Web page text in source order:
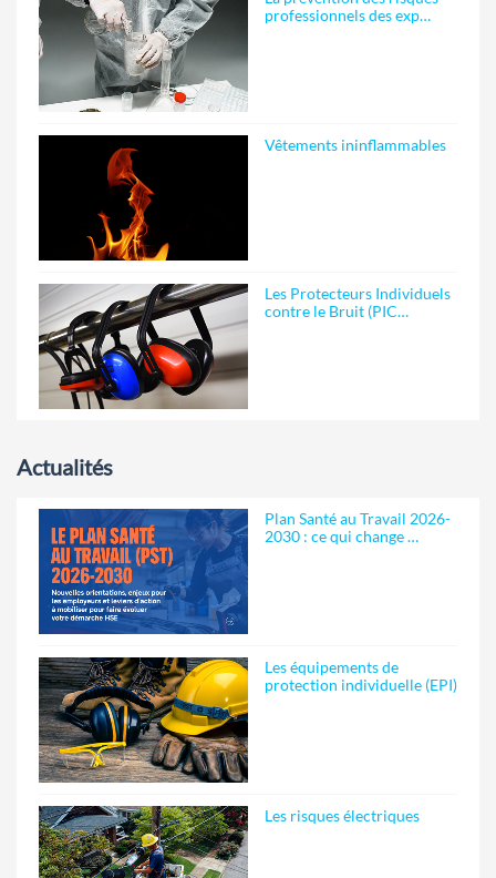
professionnels des exp…
Vêtements ininflammables
Les Protecteurs Individuels
contre le Bruit (PIC…
Actualités
Plan Santé au Travail 2026-
2030 : ce qui change …
Les équipements de
protection individuelle (EPI)
Les risques électriques